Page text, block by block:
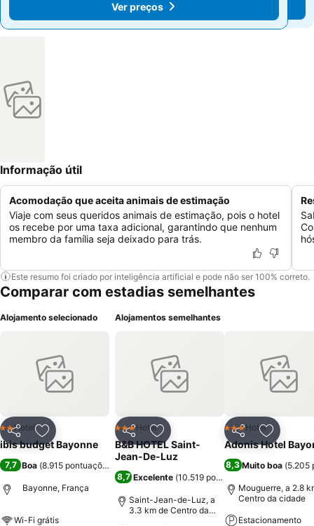
Ver preços
Ver preços
Informação útil
Acomodação que aceita animais de estimação
Viaje com seus queridos animais de estimação, pois o hotel
os recebe por uma taxa adicional, garantindo que nenhum
membro da família seja deixado para trás.
Este resumo foi criado por inteligência artificial e pode não ser 100% correto.
Comparar com estadias semelhantes
Alojamento selecionado
PartilharAdicionar aos favoritos
2 Estrelas
Hotel
ibis budget Bayonne
7,7 Boa (8.915 pontuações
Bayonne, França
Wi-Fi grátis
Alojamentos semelhantes
PartilharAdicionar aos favoritos
3 Estrelas
Hotel
B&B HOTEL Saint-
Jean-De-Luz
8,7 Excelente (10.519 pontuações
Saint-Jean-de-Luz, a
3.3 km de Centro da
Partilhar
3 Estrelas
Hotel
Adonis Hotel
8,3Muito boa (5.205
Mouguerre, a 2.8
Centro da cidade
Estacionamento